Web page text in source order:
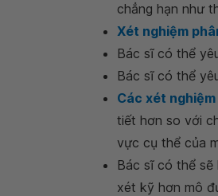
chẳng hạn như
Xét nghiệm
Bác sĩ có thể
Bác sĩ có thể
Các xét
tiết hơn so với
vực cụ thể của
Bác sĩ có thể sẽ
xét kỹ hơn mô